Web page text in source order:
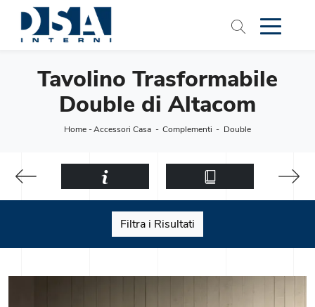
Tavolino Trasformabile
Double di Altacom
Home-Accessori Casa - Complementi - Double
Filtra i Risultati